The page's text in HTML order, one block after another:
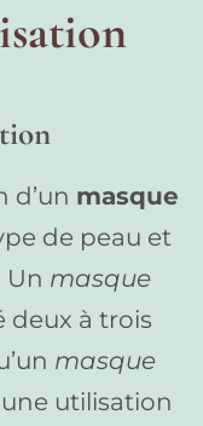
d’un masque
de peau et
Un masque
deux à trois
masque
utilisation